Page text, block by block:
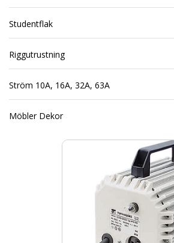
Studentflak
Riggutrustning
Ström 10A, 16A, 32A, 63A
Möbler Dekor